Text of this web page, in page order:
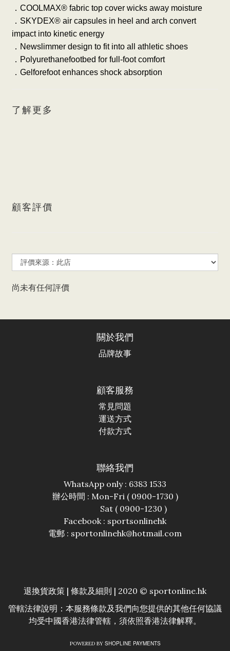
． COOLMAX® fabric top cover wicks away moisture
． SKYDEX® air capsules in heel and arch convert
impact into kinetic energy
． Newslimmer design to fit into all athletic shoes
． Polyurethanefootbed for full-foot comfort
． Gelforefoot enhances shock absorption
了解更多
顧客評價
尚未有任何評價
關於我們
品牌故事
顧客服務
常見問題
運送方式
付款方式
聯絡我們
WhatsApp only : 6383 1533
辦公時間 : Mon-Fri ( 0900-1730 )
Sat ( 0900-1230 )
Facebook : sportsonlinehk
電郵 : sportonlinehk@hotmail.com
退換貨政策 | 條款及細則 | 2020 © sportonline.hk
管轄法律說明：本服務條款及我們向您提供的其他任何協議
均受中國香港法律管轄，須依照香港法律解釋。
POWERED BY SHOPLINE PAYMENTS